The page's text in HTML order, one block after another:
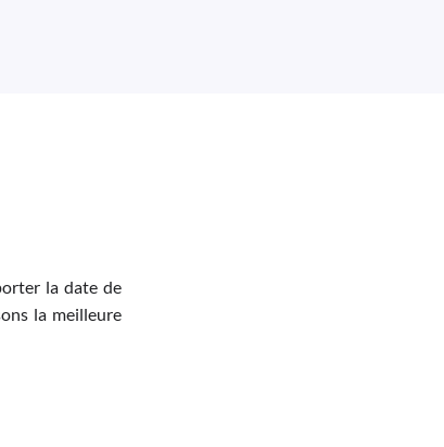
la date de
la meilleure